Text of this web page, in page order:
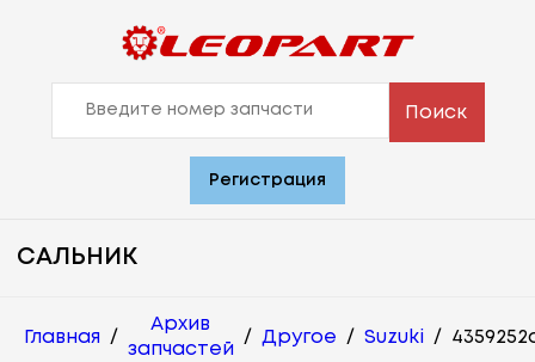
Поиск
Регистрация
САЛЬНИК
Главная /
Архив
запчастей
/ Другое / Suzuki /